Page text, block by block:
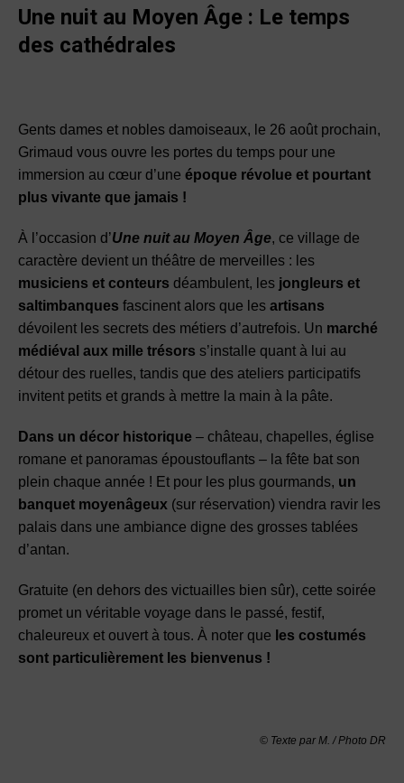
Une nuit au Moyen Âge : Le temps
des cathédrales
Gents dames et nobles damoiseaux, le 26 août prochain,
Grimaud vous ouvre les portes du temps pour une
immersion au cœur d’une époque révolue et pourtant
plus vivante que jamais !
À l’occasion d’Une nuit au Moyen Âge, ce village de
caractère devient un théâtre de merveilles : les
musiciens et conteurs déambulent, les jongleurs et
saltimbanques fascinent alors que les artisans
dévoilent les secrets des métiers d’autrefois. Un marché
médiéval aux mille trésors s’installe quant à lui au
détour des ruelles, tandis que des ateliers participatifs
invitent petits et grands à mettre la main à la pâte.
Dans un décor historique – château, chapelles, église
romane et panoramas époustouflants – la fête bat son
plein chaque année ! Et pour les plus gourmands, un
banquet moyenâgeux (sur réservation) viendra ravir les
palais dans une ambiance digne des grosses tablées
d’antan.
Gratuite (en dehors des victuailles bien sûr), cette soirée
promet un véritable voyage dans le passé, festif,
chaleureux et ouvert à tous. À noter que les costumés
sont particulièrement les bienvenus !
© Texte par M. / Photo DR